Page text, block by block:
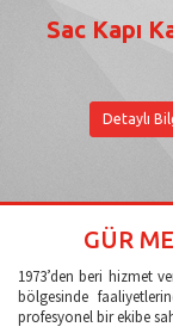
Sac Kapı
Detaylı
GÜR
1973’den beri hizmet
bölgesinde
profesyonel bir ekibe